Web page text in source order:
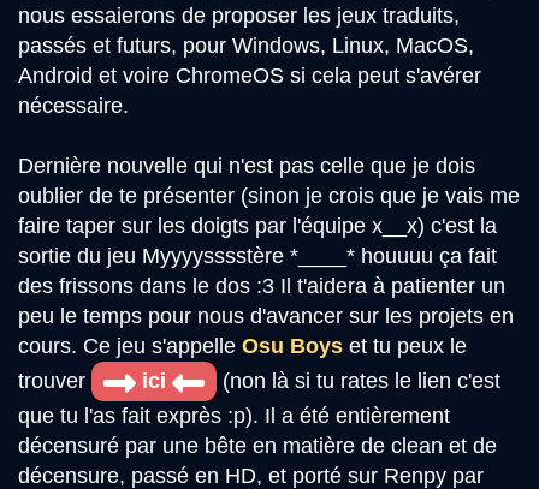
nous essaierons de proposer les jeux traduits,
passés et futurs, pour Windows, Linux, MacOS,
Android et voire ChromeOS si cela peut s'avérer
nécessaire.
Dernière nouvelle qui n'est pas celle que je dois
oublier de te présenter (sinon je crois que je vais me
faire taper sur les doigts par l'équipe x__x) c'est la
sortie du jeu Myyyysssstère *____* houuuu ça fait
des frissons dans le dos :3 Il t'aidera à patienter un
peu le temps pour nous d'avancer sur les projets en
cours. Ce jeu s'appelle Osu Boys et tu peux le
trouver
ici
(non là si tu rates le lien c'est
que tu l'as fait exprès :p). Il a été entièrement
décensuré par une bête en matière de clean et de
décensure, passé en HD, et porté sur Renpy par